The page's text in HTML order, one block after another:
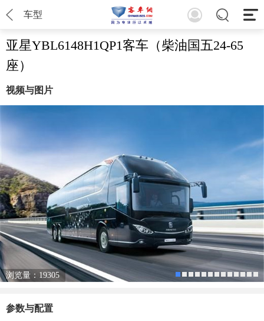
车型
亚星YBL6148H1QP1客车（柴油国五24-65
座）
视频与图片
浏览量：19305
参数与配置